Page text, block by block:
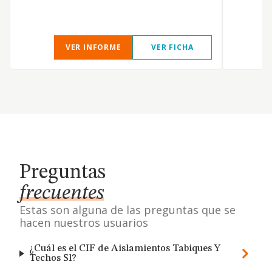
VER INFORME VER FICHA
Preguntas
frecuentes
Estas son alguna de las preguntas que se
hacen nuestros usuarios
¿Cuál es el CIF de Aislamientos Tabiques Y
Techos Sl?